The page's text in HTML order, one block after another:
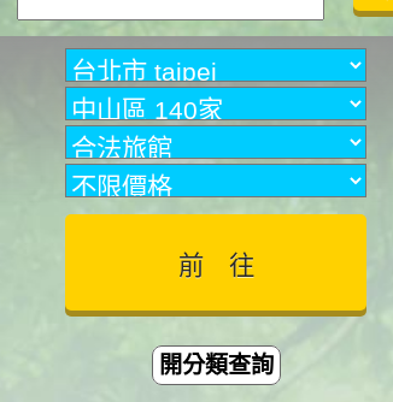
開分類查詢